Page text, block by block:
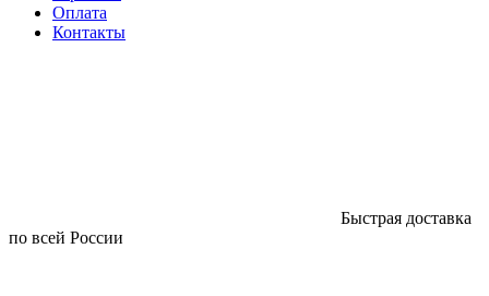
Оплата
Контакты
Быстрая доставка
по всей России